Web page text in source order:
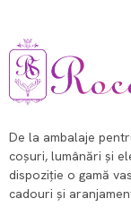
De la ambalaje
coșuri, lumânări și
dispoziție o gamă
cadouri și